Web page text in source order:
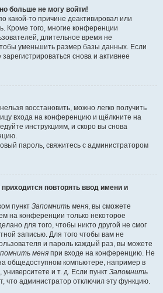
больше не могу войти!
какой-то причине деактивировал или
Кроме того, многие конференции
длительное время не
уменьшить размер базы данных. Если
снова и активнее
восстановить, можно легко получить
входа на конференцию и щёлкните на
инструкциям, и скоро вы снова
пароль, свяжитесь с администратором
повторять ввод имени и
пункт Запомнить меня, вы сможете
на конференции только некоторое
для того, чтобы никто другой не смог
записью. Для того чтобы вам не
и пароль каждый раз, вы можете
меня при входе на конференцию. Не
общедоступном компьютере, например в
и т. д. Если пункт Запомнить
что администратор отключил эту функцию.